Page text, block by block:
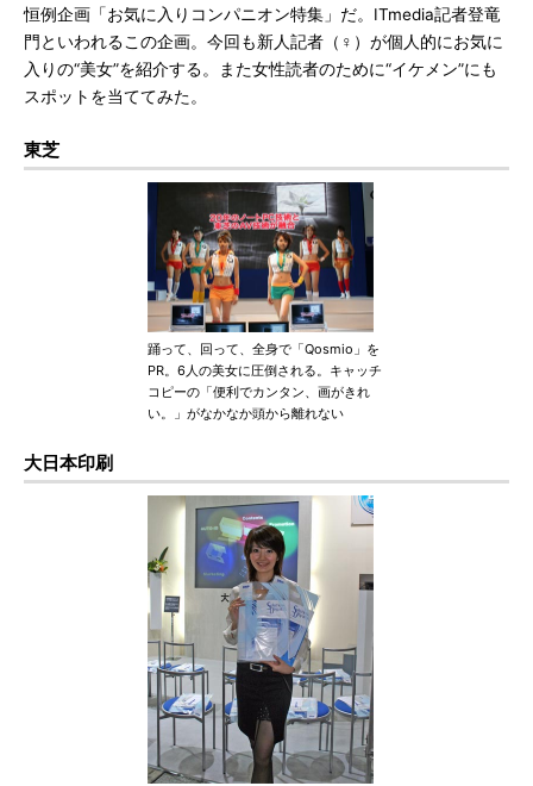
恒例企画「お気に入りコンパニオン特集」だ。ITmedia記者登竜
門といわれるこの企画。今回も新人記者（♀）が個人的にお気に
入りの“美女”を紹介する。また女性読者のために“イケメン”にも
スポットを当ててみた。
東芝
踊って、回って、全身で「Qosmio」を
PR。6人の美女に圧倒される。キャッチ
コピーの「便利でカンタン、画がきれ
い。」がなかなか頭から離れない
大日本印刷